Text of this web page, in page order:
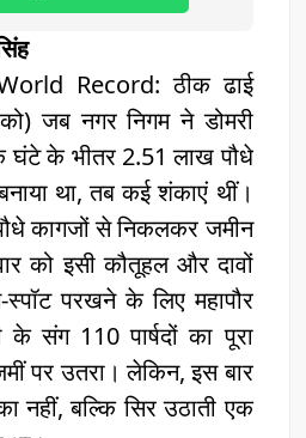
Record: ठीक ढाई
जब नगर निगम ने डोमरी
घंटे के भीतर 2.51 लाख पौधे
बनाया था, तब कई शंकाएं थीं।
कागजों से निकलकर जमीन
को इसी कौतूहल और दावों
परखने के लिए महापौर
के संग 110 पार्षदों का पूरा
पर उतरा। लेकिन, इस बार
नहीं, बल्कि सिर उठाती एक